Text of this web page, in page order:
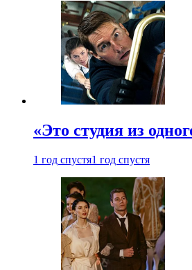
«Это студия из
1 год спустя1 год спустя